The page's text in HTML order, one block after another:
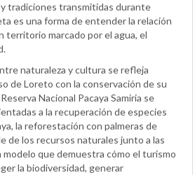
tradiciones transmitidas durante
es una forma de entender la relación
territorio marcado por el agua, el
naturaleza y cultura se refleja
de Loreto con la conservación de su
Nacional Pacaya Samiria se
a la recuperación de especies
la reforestación con palmeras de
de los recursos naturales junto a las
modelo que demuestra cómo el turismo
la biodiversidad, generar